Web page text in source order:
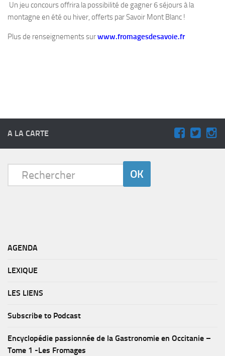
Un jeu concours offrira la possibilité de gagner 6 séjours à la
montagne en été ou hiver, offerts par Savoir Mont Blanc !
Plus de renseignements surwww.fromagesdesavoie.fr
A LA CARTE
AGENDA
LEXIQUE
LES LIENS
Subscribe to Podcast
Encyclopédie passionnée de la Gastronomie en Occitanie –
Tome 1 -Les Fromages